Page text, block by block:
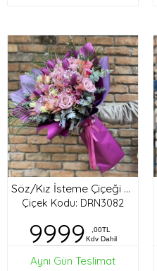
Söz/Kız İsteme Çiçeği Buketi
Çiçek Kodu: DRN3082
9999
,00TL
Kdv Dahil
Aynı Gün Teslimat